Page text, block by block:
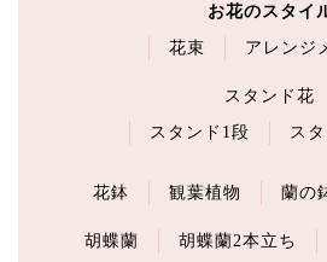
お花のスタイ
花束
アレンジ
スタンド花
スタンド1段
ス
花鉢 観葉植物 蘭の
胡蝶蘭 胡蝶蘭2本立ち